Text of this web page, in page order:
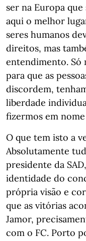
ser na Europa
aqui o melhor
seres humanos
direitos, mas
entendimento. Só
para que as
discordem,
liberdade
fizermos em
O que tem isto a
Absolutamente
presidente da
identidade do
própria visão e
que as vitórias
Jamor,
com o FC. Porto